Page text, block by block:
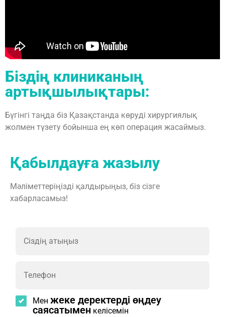
Біздің клиниканың
артықшылықтары:
Бүгінгі таңда біз Қазақстанда көруді хирургиялық
жолмен түзету бойынша ең көп операция жасаймыз.
Қабылдауға жазылу
Мәліметтеріңізді қалдырыңыз, біз сізге
хабарласамыз!
Мен жеке деректерді өңдеу
саясатымен келісемін